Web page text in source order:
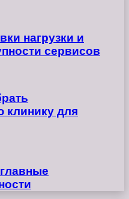
нагрузки и
сервисов
клинику для